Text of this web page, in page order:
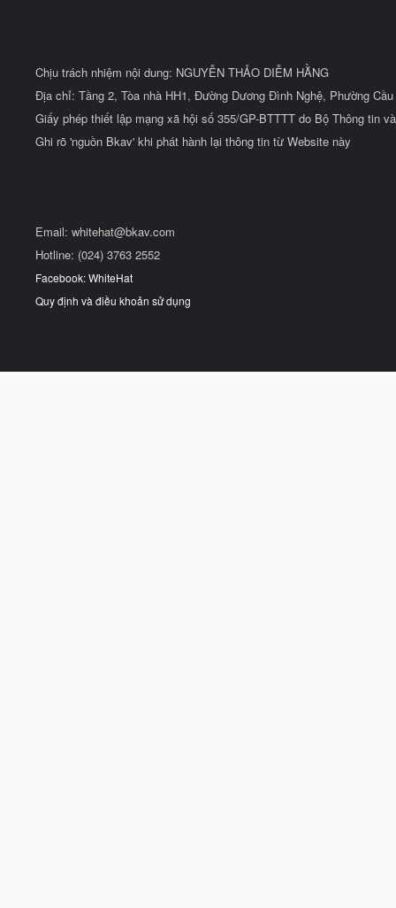
Chịu trách nhiệm nội dung: NGUYỄN THẢO DIỄM HẰNG
Địa chỉ: Tầng 2, Tòa nhà HH1, Đường Dương Đình Nghệ, Phường
Giấy phép thiết lập mạng xã hội số 355/GP-BTTTT do Bộ Thông tin
Ghi rõ 'nguồn Bkav' khi phát hành lại thông tin từ Website này
Email: whitehat@bkav.com
Hotline: (024) 3763 2552
Facebook: WhiteHat
Quy định và điều khoản sử dụng